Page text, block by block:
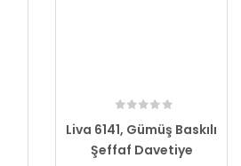
Liva 6141, Gümüş Baskılı
Şeffaf Davetiye